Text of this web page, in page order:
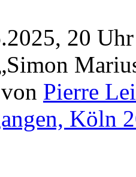
20 Uhr
Pierre
Köln